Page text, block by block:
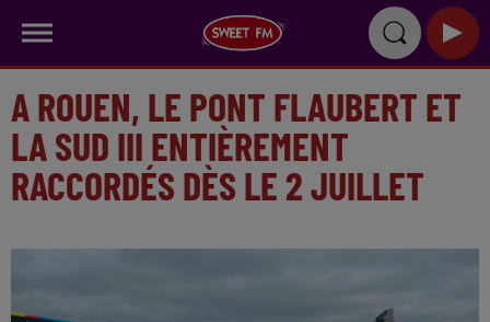
A ROUEN, LE PONT FLAUBERT ET
LA SUD III ENTIÈREMENT
RACCORDÉS DÈS LE 2 JUILLET